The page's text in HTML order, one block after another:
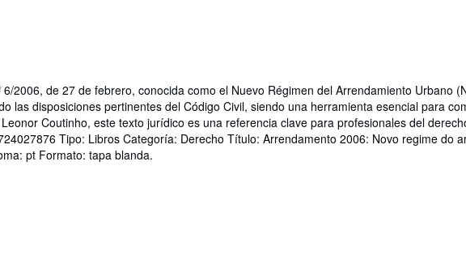
2006, de 27 de febrero, conocida como el Nuevo Régimen del Arrendamiento Urbano
las disposiciones pertinentes del Código Civil, siendo una herramienta esencial para
Coutinho, este texto jurídico es una referencia clave para profesionales del
Tipo: Libros Categoría: Derecho Título: Arrendamento 2006: Novo regime do
pt Formato: tapa blanda.